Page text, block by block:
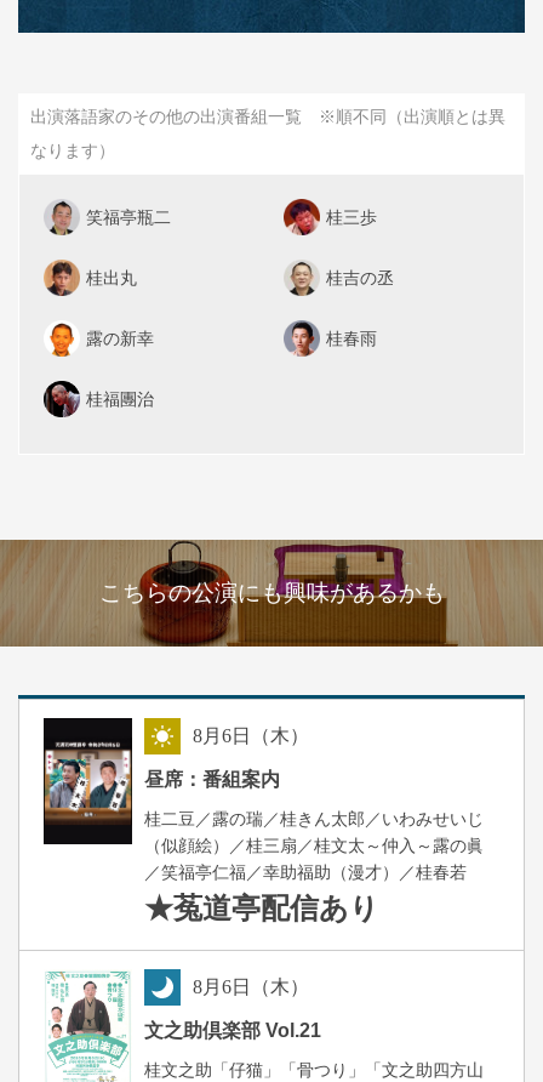
出演落語家のその他の出演番組一覧 ※順不同（出演順とは異
なります）
笑福亭瓶二 桂三歩
桂出丸 桂吉の丞
露の新幸 桂春雨
桂福團治
こちらの公演にも興味があるかも
8月6日（木）
昼席：番組案内
桂二豆／露の瑞／桂きん太郎／いわみせいじ
（似顔絵）／桂三扇／桂文太～仲入～露の眞
／笑福亭仁福／幸助福助（漫才）／桂春若
★菟道亭配信あり
8月6日（木）
文之助倶楽部 Vol.21
桂文之助「仔猫」「骨つり」「文之助四方山